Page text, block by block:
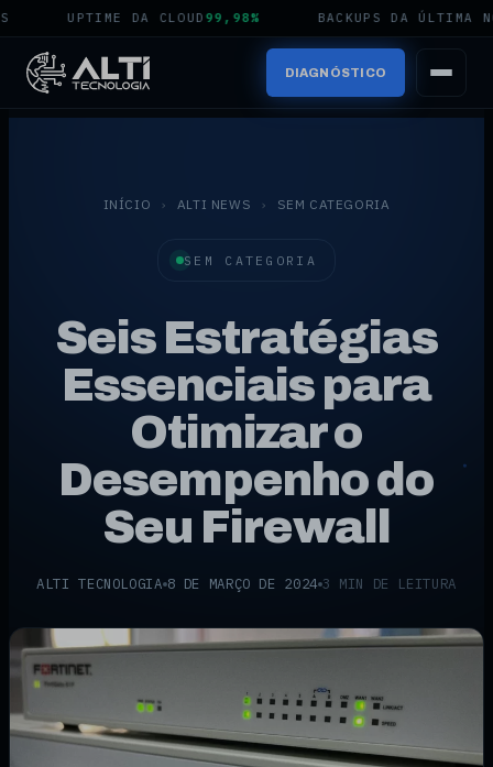
UPTIME DA CLOUD99,98% BACKUPS DA ÚLTIMA NOITE
DIAGNÓSTICO
INÍCIO › ALTI NEWS › SEM CATEGORIA
SEM CATEGORIA
Seis Estratégias
Essenciais para
Otimizar o
Desempenho do
Seu Firewall
ALTI TECNOLOGIA 8 DE MARÇO DE 2024 3 MIN DE LEITURA